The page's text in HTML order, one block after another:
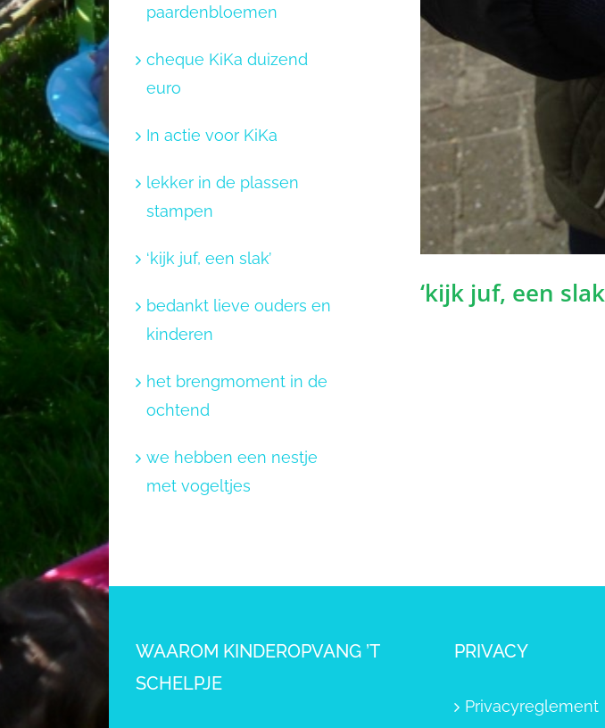
‘kijk juf, een
paardenbloemen
cheque KiKa duizend
euro
In actie voor KiKa
lekker in de plassen
stampen
‘kijk juf, een slak’
bedankt lieve ouders en
kinderen
het brengmoment in de
ochtend
we hebben een nestje
met vogeltjes
WAAROM KINDEROPVANG ’T
SCHELPJE
PRIVACY
Privacyreglement